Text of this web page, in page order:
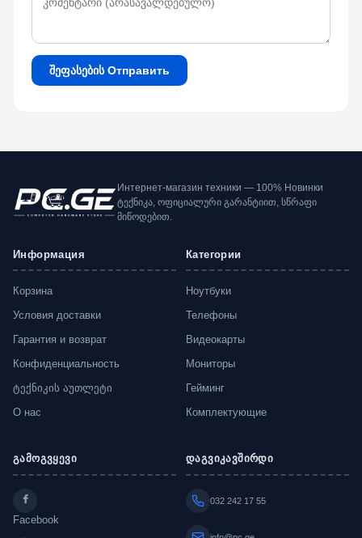
შეფასების Отправить
Интернет-магазин техники — 100% Новинки
ტექნიკა, ოფიციალური გარანტიით, სწრაფი
მიწოდებით.
Информация
Корзина
Условия доставки
Гарантия и возврат
Конфиденциальность
ტექნიკის აუთლეტი
О нас
Категории
Ноутбуки
Телефоны
Видеокарты
Мониторы
Гейминг
Комплектующие
გამოგვყევი
Facebook
დაგვიკავშირდი
032 242 17 55